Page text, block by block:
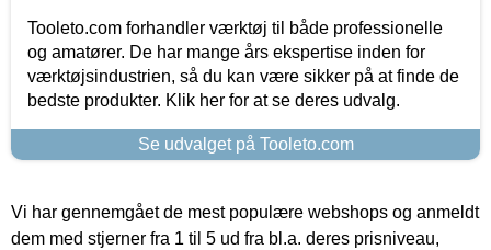
Tooleto.com forhandler værktøj til både professionelle
og amatører. De har mange års ekspertise inden for
værktøjsindustrien, så du kan være sikker på at finde de
bedste produkter. Klik her for at se deres udvalg.
Se udvalget på Tooleto.com
Vi har gennemgået de mest populære webshops og anmeldt
dem med stjerner fra 1 til 5 ud fra bl.a. deres prisniveau,